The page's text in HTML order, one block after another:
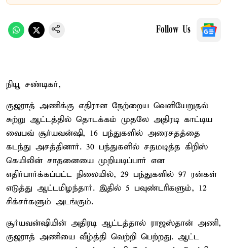
Follow Us
நியூ சண்டிகர்,
குஜராத் அணிக்கு எதிரான நேற்றைய வெளியேறுதல்
சுற்று ஆட்டத்தில் தொடக்கம் முதலே அதிரடி காட்டிய
வைபவ் சூர்யவன்ஷி, 16 பந்துகளில் அரைசதத்தை
கடந்து அசத்தினார். 30 பந்துகளில் சதமடித்த கிறிஸ்
கெயிலின் சாதனையை முறியடிப்பார் என
எதிர்பார்க்கப்பட்ட நிலையில், 29 பந்துகளில் 97 ரன்கள்
எடுத்து ஆட்டமிழந்தார். இதில் 5 பவுண்டரிகளும், 12
சிக்சர்களும் அடங்கும்.
சூர்யவன்ஷியின் அதிரடி ஆட்டத்தால் ராஜஸ்தான் அணி,
குஜராத் அணியை வீழ்த்தி வெற்றி பெற்றது. ஆட்ட